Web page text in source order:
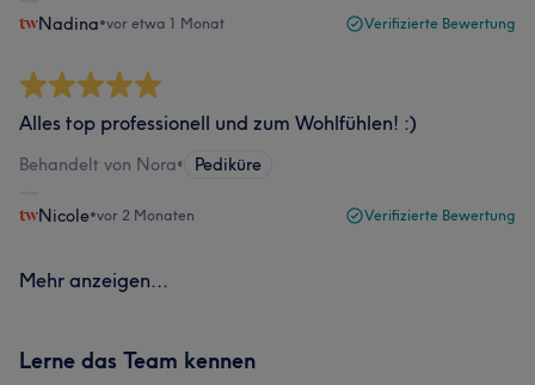
Nadina•vor etwa 1 Monat Verifizierte Bewertung
Alles top professionell und zum Wohlfühlen! :)
Behandelt von Nora• Pediküre
Nicole•vor 2 Monaten Verifizierte Bewertung
Mehr anzeigen...
Lerne das Team kennen